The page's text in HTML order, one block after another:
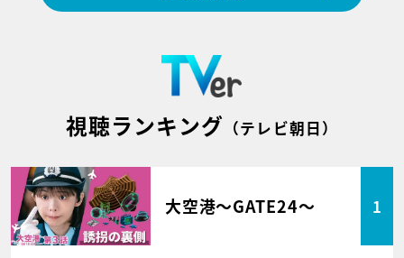
視聴ランキング （テレビ朝日）
大空港～GATE24～ 1